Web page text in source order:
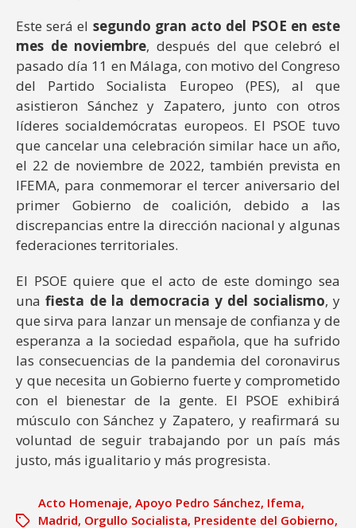
Este será el segundo gran acto del PSOE en este
mes de noviembre, después del que celebró el
pasado día 11 en Málaga, con motivo del Congreso
del Partido Socialista Europeo (PES), al que
asistieron Sánchez y Zapatero, junto con otros
líderes socialdemócratas europeos. El PSOE tuvo
que cancelar una celebración similar hace un año,
el 22 de noviembre de 2022, también prevista en
IFEMA, para conmemorar el tercer aniversario del
primer Gobierno de coalición, debido a las
discrepancias entre la dirección nacional y algunas
federaciones territoriales.
El PSOE quiere que el acto de este domingo sea
unafiesta de la democracia y del socialismo, y
que sirva para lanzar un mensaje de confianza y de
esperanza a la sociedad española, que ha sufrido
las consecuencias de la pandemia del coronavirus
y que necesita un Gobierno fuerte y comprometido
con el bienestar de la gente. El PSOE exhibirá
músculo con Sánchez y Zapatero, y reafirmará su
voluntad de seguir trabajando por un país más
justo, más igualitario y más progresista.
Acto Homenaje, Apoyo Pedro Sánchez, Ifema,
Madrid, Orgullo Socialista, Presidente del Gobierno,